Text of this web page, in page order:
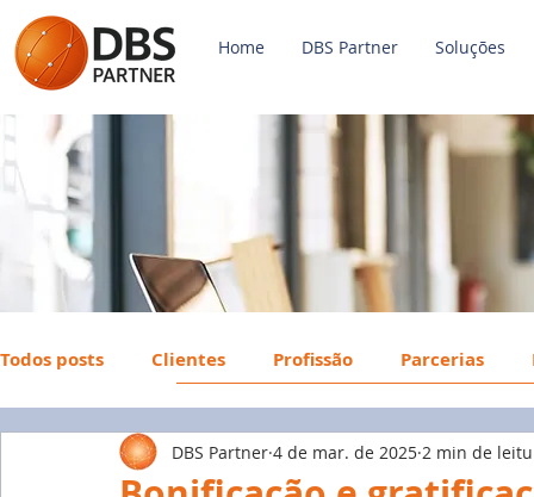
Home DBS Partner Soluções
Todos posts Clientes Profissão Parcerias
FGTS Mercado de Trabalho
DBS Partner 4 de mar. de 2025 2 min de